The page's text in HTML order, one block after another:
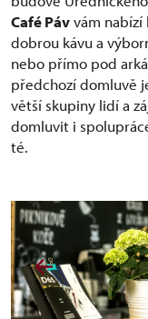
Café Pávvám nabízí
dobrou kávu a
nebo přímo pod
předchozí domluvě
větší skupiny lidí a
domluvit i
té.